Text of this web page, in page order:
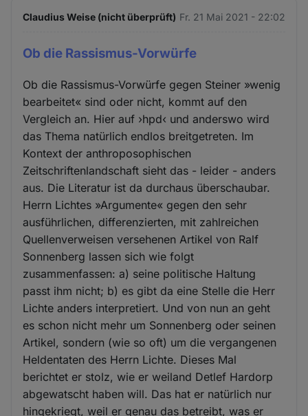
Claudius Weise (nicht überprüft) Fr. 21 Mai 2021 - 22:02
Ob die Rassismus-Vorwürfe
Ob die Rassismus-Vorwürfe gegen Steiner »wenig
bearbeitet« sind oder nicht, kommt auf den
Vergleich an. Hier auf ›hpd‹ und anderswo wird
das Thema natürlich endlos breitgetreten. Im
Kontext der anthroposophischen
Zeitschriftenlandschaft sieht das - leider - anders
aus. Die Literatur ist da durchaus überschaubar.
Herrn Lichtes »Argumente« gegen den sehr
ausführlichen, differenzierten, mit zahlreichen
Quellenverweisen versehenen Artikel von Ralf
Sonnenberg lassen sich wie folgt
zusammenfassen: a) seine politische Haltung
passt ihm nicht; b) es gibt da eine Stelle die Herr
Lichte anders interpretiert. Und von nun an geht
es schon nicht mehr um Sonnenberg oder seinen
Artikel, sondern (wie so oft) um die vergangenen
Heldentaten des Herrn Lichte. Dieses Mal
berichtet er stolz, wie er weiland Detlef Hardorp
abgewatscht haben will. Das hat er natürlich nur
hingekriegt, weil er genau das betreibt, was er